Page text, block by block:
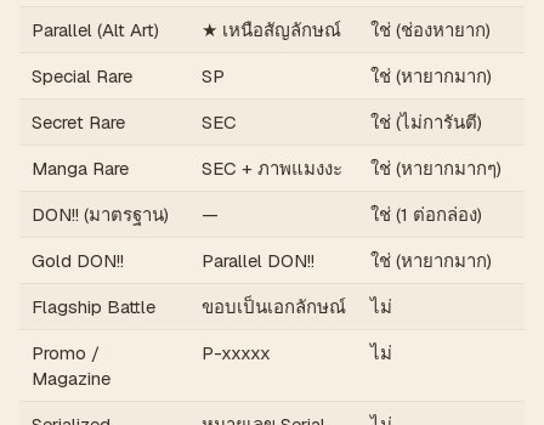
Parallel (Alt Art)
★ เหนือสัญลักษณ์ ใช่ (ช่องหายาก)
Special Rare
SP ใช่ (หายากมาก)
Secret Rare
SEC ใช่ (ไม่การันตี)
Manga Rare
SEC + ภาพแมงงะ ใช่ (หายากมากๆ)
DON!! (มาตรฐาน)
— ใช่ (1 ต่อกล่อง)
Gold DON!!
Parallel DON!! ใช่ (หายากมาก)
Flagship Battle
ขอบเป็นเอกลักษณ์ ไม่
Promo /
Magazine
P-xxxxx ไม่